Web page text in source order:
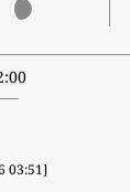
03:51]